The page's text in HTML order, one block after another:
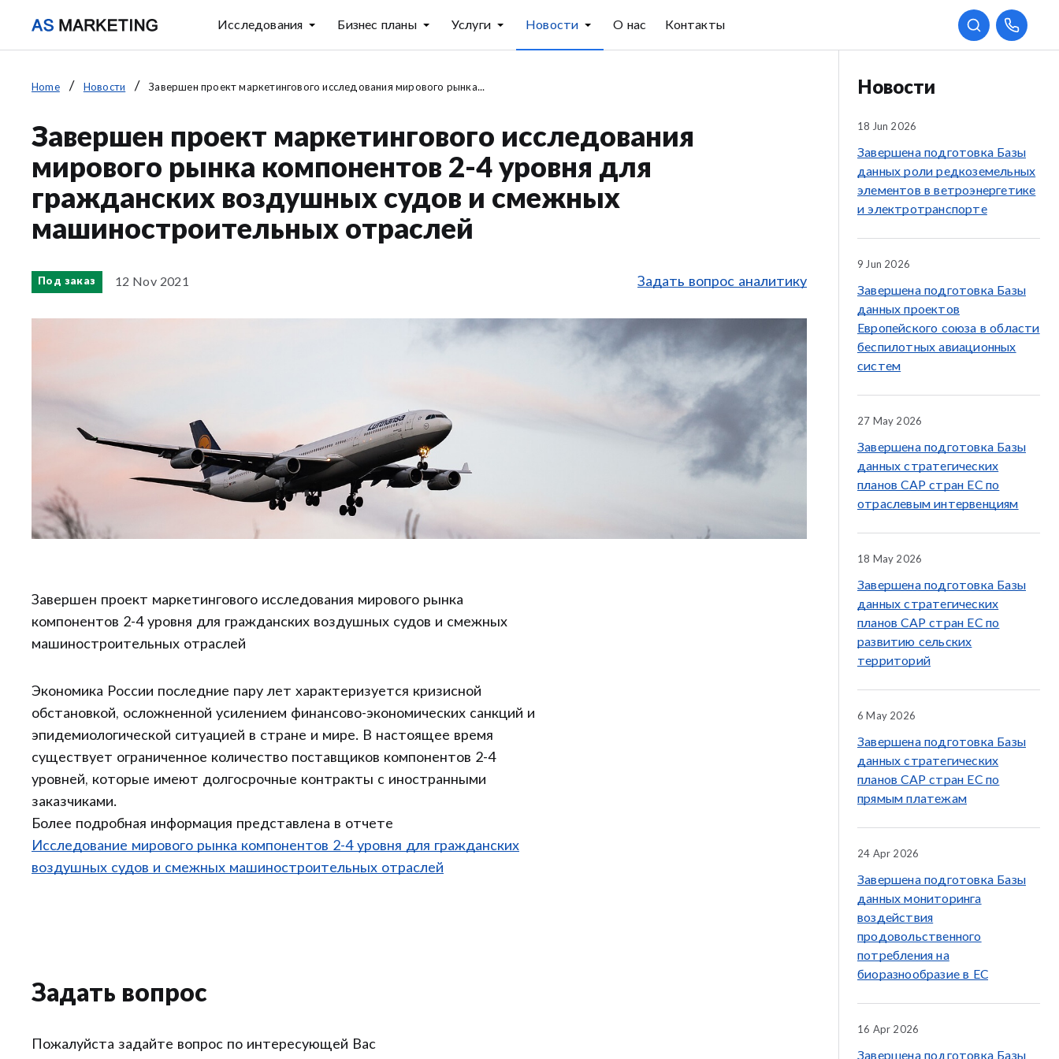
Исследования Бизнес планы Услуги Новости О нас Контакты
Home Новости Завершен проект маркетингового исследования мирового рынка...
Завершен проект маркетингового исследования
мирового рынка компонентов 2-4 уровня для
гражданских воздушных судов и смежных
машиностроительных отраслей
Под заказ 12 Nov 2021 Задать вопрос аналитику
Завершен проект маркетингового исследования мирового рынка
компонентов 2-4 уровня для гражданских воздушных судов и смежных
машиностроительных отраслей
Экономика России последние пару лет характеризуется кризисной
обстановкой, осложненной усилением финансово-экономических санкций и
эпидемиологической ситуацией в стране и мире. В настоящее время
существует ограниченное количество поставщиков компонентов 2-4
уровней, которые имеют долгосрочные контракты с иностранными
заказчиками.
Более подробная информация представлена в отчете
Исследование мирового рынка компонентов 2-4 уровня для гражданских
воздушных судов и смежных машиностроительных отраслей
Задать вопрос
Пожалуйста задайте вопрос по интересующей Вас
Новости
18 Jun 2026
Завершена подготовка Базы
данных роли редкоземельных
элементов в ветроэнергетике
и электротранспорте
9 Jun 2026
Завершена подготовка Базы
данных проектов
Европейского союза в области
беспилотных авиационных
систем
27 May 2026
Завершена подготовка Базы
данных стратегических
планов CAP стран ЕС по
отраслевым интервенциям
18 May 2026
Завершена подготовка Базы
данных стратегических
планов CAP стран ЕС по
развитию сельских
территорий
6 May 2026
Завершена подготовка Базы
данных стратегических
планов CAP стран ЕС по
прямым платежам
24 Apr 2026
Завершена подготовка Базы
данных мониторинга
воздействия
продовольственного
потребления на
биоразнообразие в ЕС
16 Apr 2026
Завершена подготовка Базы